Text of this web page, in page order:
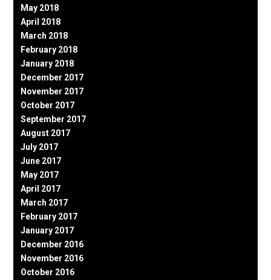
May 2018
April 2018
March 2018
February 2018
January 2018
December 2017
November 2017
October 2017
September 2017
August 2017
July 2017
June 2017
May 2017
April 2017
March 2017
February 2017
January 2017
December 2016
November 2016
October 2016